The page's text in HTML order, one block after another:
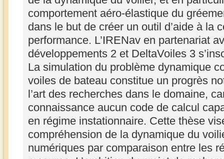
comportement aéro-élastique du
dans le but de créer un outil d’aide à la
performance. L’IRENav en partenariat
développements 2 et DeltaVoiles 3
La simulation du problème dynamique
voiles de bateau constitue un progrès
l’art des recherches dans le domaine,
connaissance aucun code de calcul
en régime instationnaire. Cette thèse
compréhension de la dynamique du
numériques par comparaison entre les